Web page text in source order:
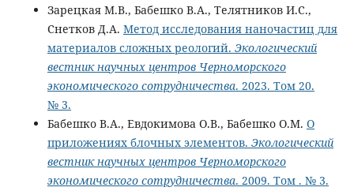
Зарецкая М.В., Бабешко В.А., Телятников И.С.,
Снетков Д.А. Метод исследования наночастиц для
материалов сложных реологий. Экологический
вестник научных центров Черноморского
экономического сотрудничества. 2023. Том 20.
№ 3.
Бабешко В.А., Евдокимова О.В., Бабешко О.М. О
приложениях блочных элементов. Экологический
вестник научных центров Черноморского
экономического сотрудничества. 2009. Том . № 3.